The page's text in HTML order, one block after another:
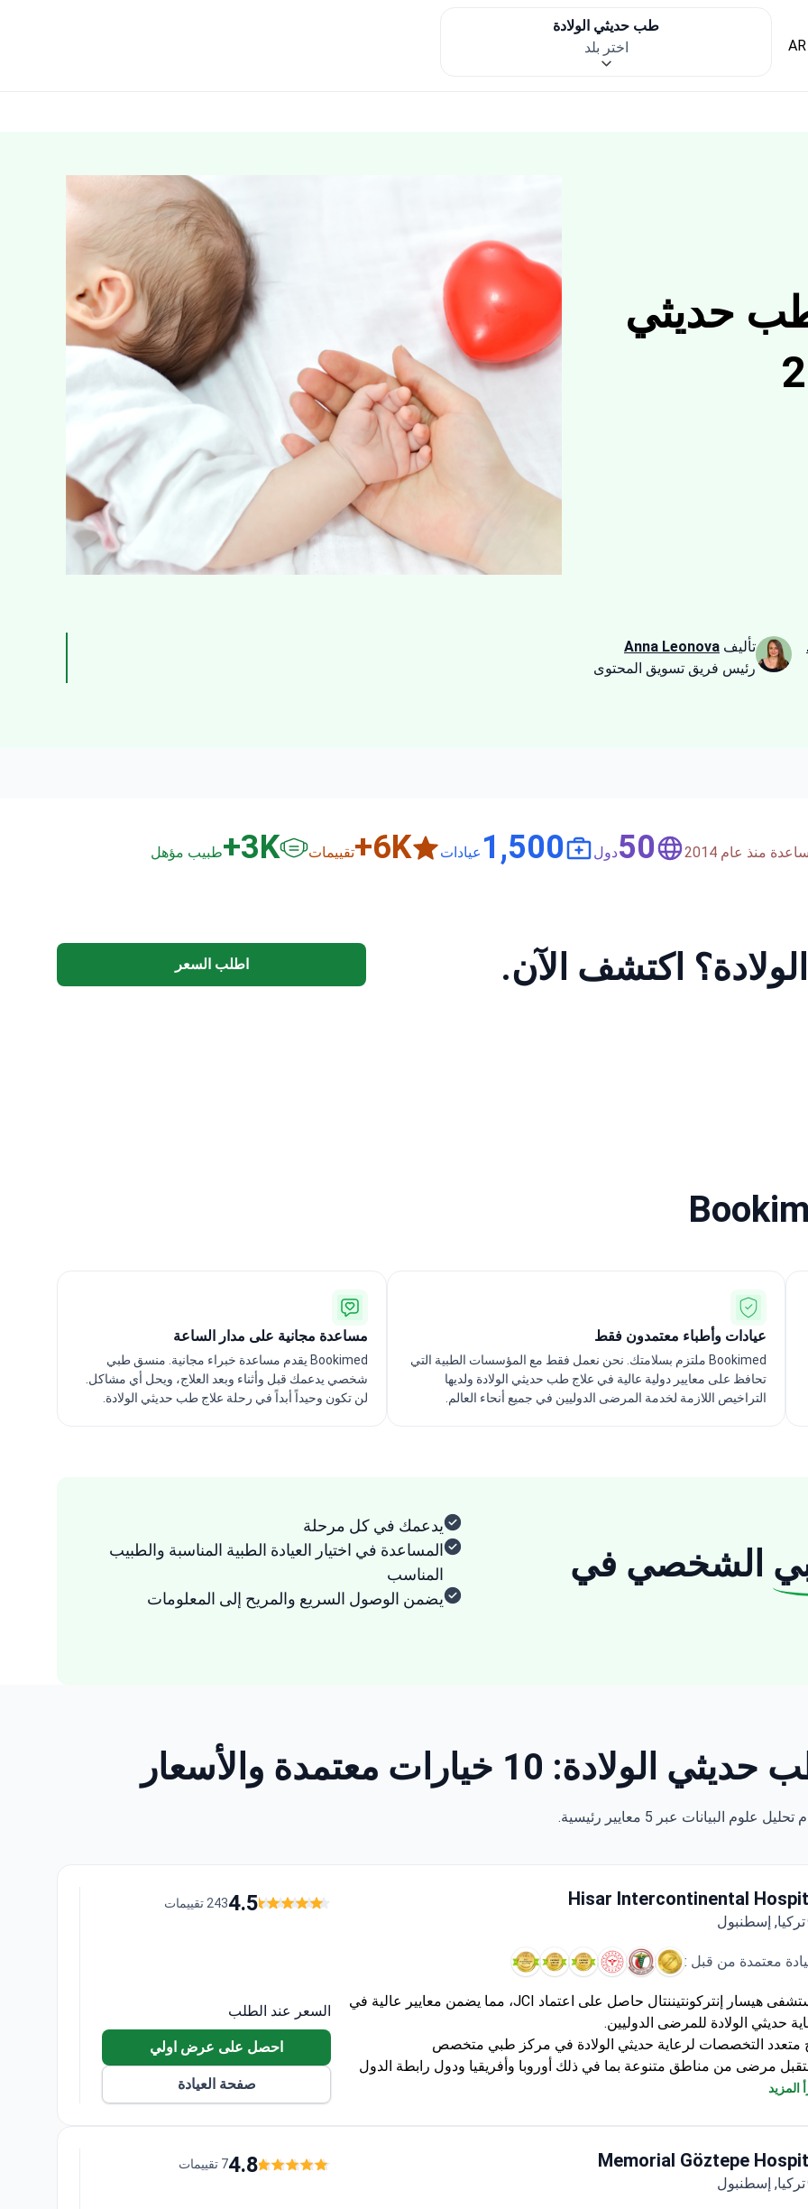
AR
طب حديثي الولادة
اختر بلد
طب حديثي
تأليف Anna Leonova
رئيس فريق تسويق المحتوى
منذ عام 2014 50دول 1,500 عيادات 6K+ تقييمات 3K+ طبيب مؤهل
اكتشف الآن. اطلب السعر
عيادات وأطباء معتمدون فقط
Bookimed ملتزم بسلامتك. نحن نعمل فقط مع المؤسسات الطبية التي
تحافظ على معايير دولية عالية في علاج طب حديثي الولادة ولديها
التراخيص اللازمة لخدمة المرضى الدوليين في جميع أنحاء العالم.
مساعدة مجانية على مدار الساعة
Bookimed يقدم مساعدة خبراء مجانية. منسق طبي
شخصي يدعمك قبل وأثناء وبعد العلاج، ويحل أي مشاكل.
لن تكون وحيداً أبداً في رحلة علاج طب حديثي الولادة.
الشخصي في
يدعمك في كل مرحلة
المساعدة في اختيار العيادة الطبية المناسبة والطبيب
المناسب
يضمن الوصول السريع والمريح إلى المعلومات
خيارات معتمدة والأسعار
Hisar Intercontinental
تركيا, إسطنبول
معتمدة من قبل :
مستشفى هيسار إنتركونتيننتال حاصل على اعتماد JCI، مما يضمن معايير عالية في
حديثي الولادة للمرضى الدوليين.
متعدد التخصصات لرعاية حديثي الولادة في مركز طبي متخصص
مرضى من مناطق متنوعة بما في ذلك أوروبا وأفريقيا ودول رابطة الدول
المزيد
4.5243 تقييمات
السعر عند الطلب
احصل على عرض اولي
صفحة العيادة
Memorial Göztepe
تركيا, إسطنبول
4.87 تقييمات